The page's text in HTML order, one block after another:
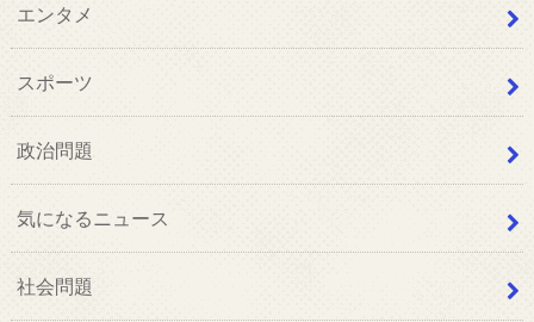
エンタメ
スポーツ
政治問題
気になるニュース
社会問題